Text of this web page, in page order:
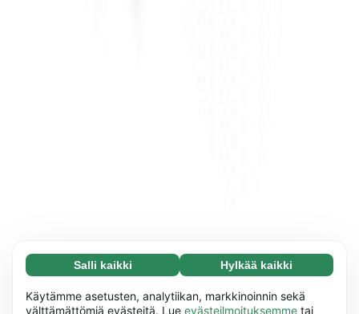
Välttämätön (65)
Välttämättömät evästeet auttavat tekemään
verkkosivuistamme käyttökelpoisia ottamalla
Lue lisää
Salli kaikki Hylkää kaikki
Käytämme asetusten, analytiikan, markkinoinnin sekä
välttämättömiä evästeitä. Lue evästeilmoituksemme tai